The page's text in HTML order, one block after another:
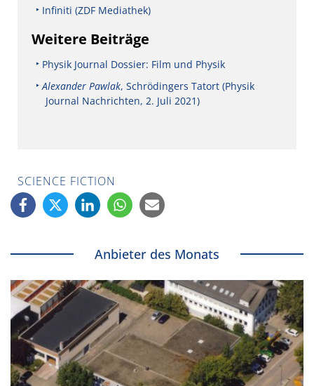
Infiniti (ZDF Mediathek)
Weitere Beiträge
Physik Journal Dossier: Film und Physik
Alexander Pawlak, Schrödingers Tatort (Physik
Journal Nachrichten, 2. Juli 2021)
SCIENCE FICTION
Anbieter des Monats